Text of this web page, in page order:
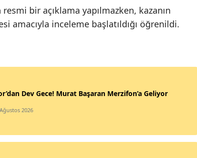
bir açıklama yapılmazken, kazanın
amacıyla inceleme başlatıldığı öğrenildi.
Dev Gece! Murat Başaran Merzifon’a Geliyor
2026